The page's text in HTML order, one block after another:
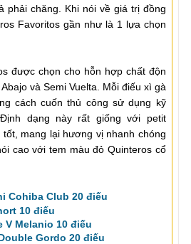
phải chăng. Khi nói về giá trị đồng
Favoritos gần như là 1 lựa chọn
được chọn cho hỗn hợp chất độn
và Semi Vuelta. Mỗi điếu xì gà
cách cuốn thủ công sử dụng kỹ
dạng này rất giống với petit
mang lại hương vị nhanh chóng
cao với tem màu đỏ Quinteros cổ
Cohiba Club 20 điếu
10 điếu
V Melanio 10 điếu
Gordo 20 điếu